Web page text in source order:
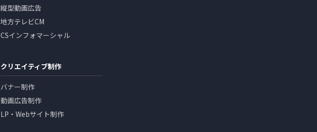
縦型動画広告
地方テレビCM
CSインフォマーシャル
クリエイティブ制作
バナー制作
動画広告制作
LP・Webサイト制作